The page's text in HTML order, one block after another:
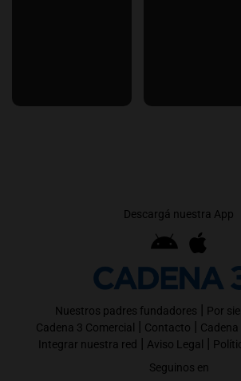
Descargá nuestra App
Nuestros padres fundadores | Por
Cadena 3 Comercial | Contacto |
Integrar nuestra red | Aviso Legal |
Seguinos en